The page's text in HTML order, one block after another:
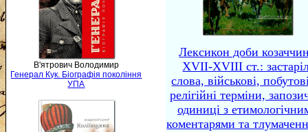
В'ятрович Володимир
Генерал Кук. Біографія покоління
УПА
Лексикон доби
XVII-XVIII ст.:
слова, військові,
релігійні терміни,
одиниці з
коментарями та